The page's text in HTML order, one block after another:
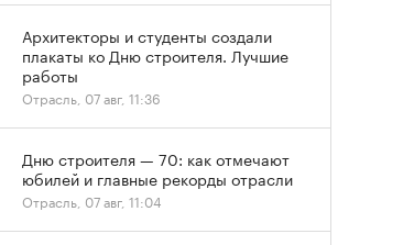
Архитекторы и студенты создали
плакаты ко Дню строителя. Лучшие
работы
Отрасль, 07 авг, 11:36
Дню строителя — 70: как отмечают
юбилей и главные рекорды отрасли
Отрасль, 07 авг, 11:04